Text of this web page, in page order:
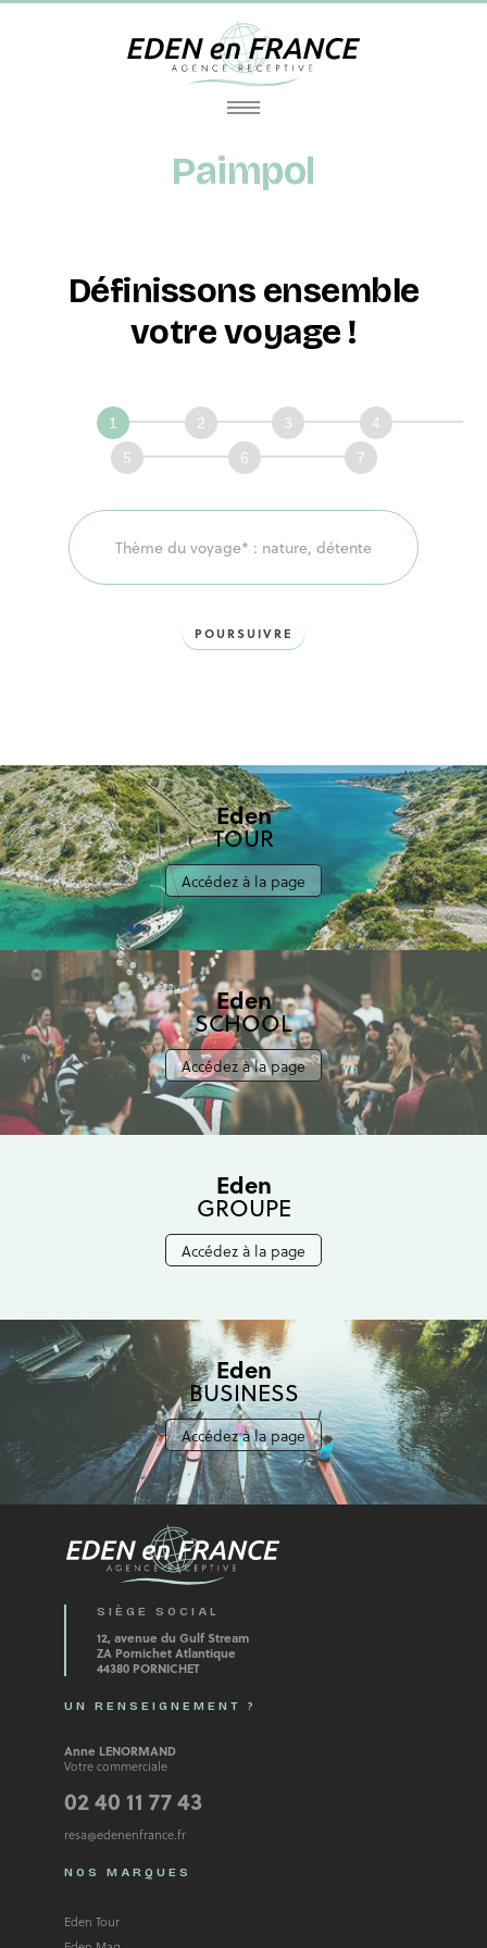
Paimpol
Définissons ensemble
votre voyage !
Définissons
ensemble
votre
POURSUIVRE
Eden
TOUR
Accédez à la page
Eden
SCHOOL
Accédez à la page
Eden
GROUPE
Accédez à la page
Eden
BUSINESS
Accédez à la page
SIÈGE SOCIAL
12, avenue du Gulf Stream
ZA Pornichet Atlantique
44380 PORNICHET
UN RENSEIGNEMENT ?
Anne LENORMAND
Votre commerciale
02 40 11 77 43
resa@edenenfrance.fr
NOS MARQUES
Eden Tour